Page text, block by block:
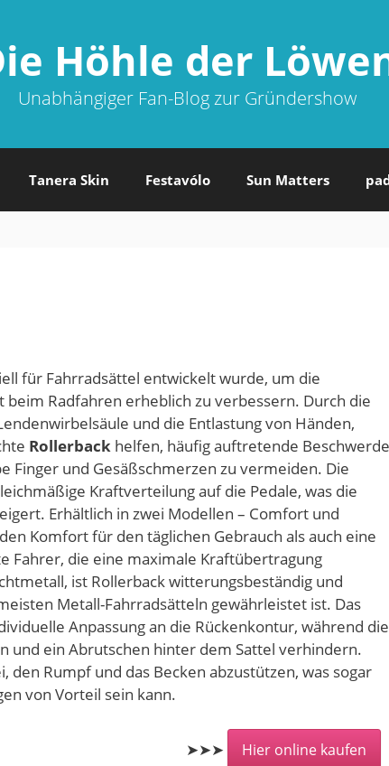
Höhle der
Unabhängiger Fan-Blog zur Gründershow
Tanera Skin Festavólo Sun Matters
für Fahrradsättel entwickelt wurde, um die
Radfahren erheblich zu verbessern. Durch die
und die Entlastung von Händen,
Rollerbackhelfen, häufig auftretende
Finger und Gesäßschmerzen zu vermeiden. Die
Kraftverteilung auf die Pedale, was die
Erhältlich in zwei Modellen – Comfort und
Komfort für den täglichen Gebrauch als auch eine
die eine maximale Kraftübertragung
ist Rollerback witterungsbeständig und
Metall-Fahrradsätteln gewährleistet ist. Das
Anpassung an die Rückenkontur, während die
und ein Abrutschen hinter dem Sattel verhindern.
Rumpf und das Becken abzustützen, was sogar
von Vorteil sein kann.
➤➤➤ Hier online kaufen